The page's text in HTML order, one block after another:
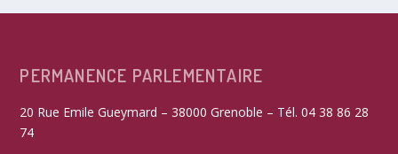
PERMANENCE PARLEMENTAIRE
20 Rue Emile Gueymard – 38000 Grenoble – Tél. 04 38 86 28
74